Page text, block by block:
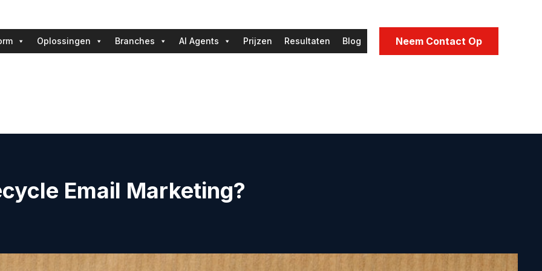
Oplossingen Branches AI Agents Prijzen Resultaten Blog Neem Contact Op
Email Marketing?